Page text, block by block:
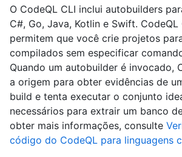
O CodeQL CLI inclui autobuilders
C#, Go, Java, Kotlin e Swift.
permitem que você crie projetos
compilados sem especificar
Quando um autobuilder é invocado,
a origem para obter evidências de
build e tenta executar o conjunto
necessários para extrair um banco
obter mais informações, consulte
código do CodeQL para linguagens